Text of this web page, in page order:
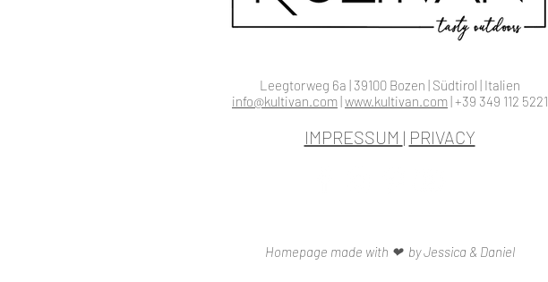
Leegtorweg 6a | 39100 Bozen | Südtirol | Italien
info@kultivan.com|www.kultivan.com|+39 349 112 5221
IMPRESSUM | PRIVACY
Homepage made with ❤ by Jessica & Daniel